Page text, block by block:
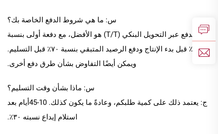
س: ما هي شروط الدفع الخاصة بك؟
ج: الدفع عبر التحويل البنكي (T/T) هو الأفضل، مع دفعة أولى بنسبة
٣٠٪ قبل بدء الإنتاج ودفع الرصيد المتبقي بنسبة ٧٠٪ قبل التسليم.
ويمكن أيضًا التفاوض بشأن طرق دفع أخرى.
س: ماذا بشأن وقت التسليم؟
ج: يعتمد ذلك على كمية طلبكم، وعادةً ما يكون كذلك. 10
-
45أيام بعد
استلام إيداع نسبته ٣٠٪.